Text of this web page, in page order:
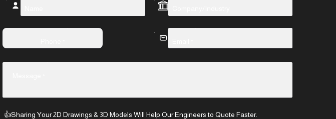
👍Sharing Your 2D Drawings & 3D Models Will Help Our Engineers to Quote Faster.